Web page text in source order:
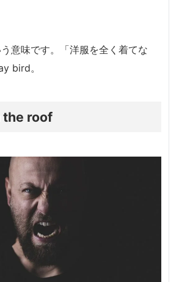
意味です。「洋服を全く着てな
bird。
roof